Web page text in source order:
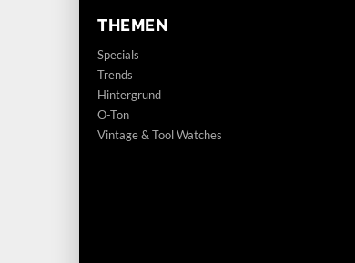
THEMEN
Specials
Trends
Hintergrund
O-Ton
Vintage & Tool Watches